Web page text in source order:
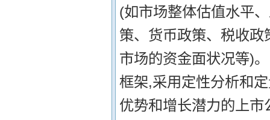
(如市场整体估值水平
策、货币政策、税收
市场的资金面状况等)
框架,采用定性分析和
优势和增长潜力的上